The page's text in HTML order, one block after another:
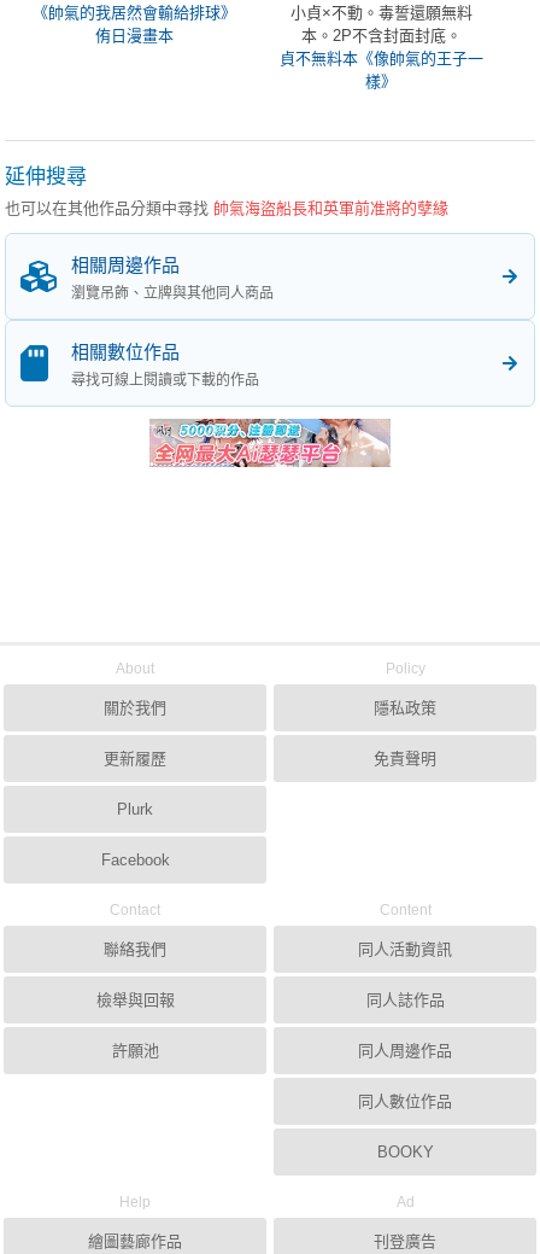
《帥氣的我居然會輸給排球》
侑日漫畫本
小貞×不動。毒誓還願無料
本。2P不含封面封底。
貞不無料本《像帥氣的王子一
樣》
延伸搜尋
也可以在其他作品分類中尋找 帥氣海盜船長和英軍前准將的孽緣
相關周邊作品
瀏覽吊飾、立牌與其他同人商品
相關數位作品
尋找可線上閱讀或下載的作品
About
關於我們
更新履歷
Plurk
Facebook
Policy
隱私政策
免責聲明
Contact
聯絡我們
檢舉與回報
許願池
Content
同人活動資訊
同人誌作品
同人周邊作品
同人數位作品
BOOKY
Help
繪圖藝廊作品
Ad
刊登廣告